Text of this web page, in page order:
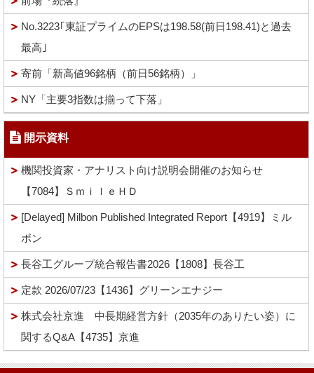
No.3223｢東証プライムのEPSは198.58(前日198.41)と過去
最高｣
寄前「新高値96銘柄（前日56銘柄）」
NY「主要3指数は揃って下落」
開示資料
機関投資家・アナリスト向け説明会開催のお知らせ
【7084】ＳｍｉｌｅＨＤ
[Delayed] Milbon Published Integrated Report【4919】ミル
ボン
長谷工グループ統合報告書2026【1808】長谷工
定款 2026/07/23【1436】グリーンエナジー
株式会社京進 中長期経営方針（2035年のありたい姿）に
関するQ&A【4735】京進